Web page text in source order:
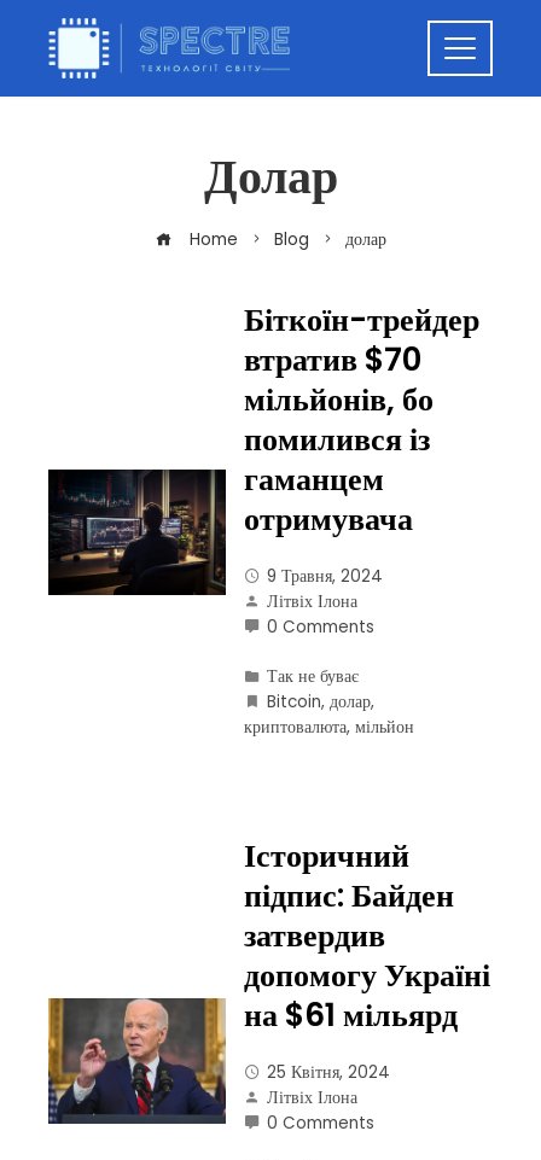
Долар
Home Blog долар
Біткоїн-трейдер
втратив $70
мільйонів, бо
помилився із
гаманцем
отримувача
9 Травня, 2024
Літвіх Ілона
0 Comments
Так не буває
Bitcoin, долар,
криптовалюта, мільйон
Історичний
підпис: Байден
затвердив
допомогу Україні
на $61 мільярд
25 Квітня, 2024
Літвіх Ілона
0 Comments